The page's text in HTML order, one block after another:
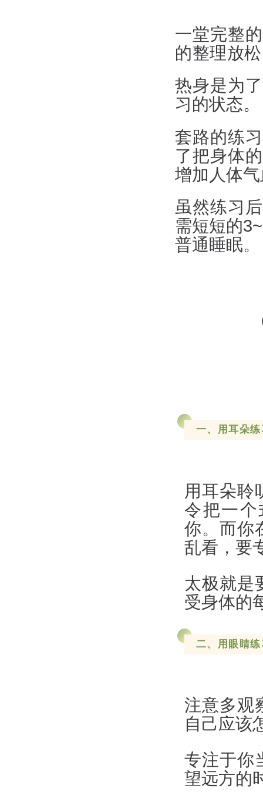
一堂完整
的整理放
热身是为
习的状态。
套路的练
了把身体
增加人体
虽然练习
需短短的
普通睡眠。
一、用耳朵
用耳朵聆
令把一
你。而你
乱看，要
太极就是
受身体的
二、用眼睛
注意多观
自己应该
专注于你
望远方的